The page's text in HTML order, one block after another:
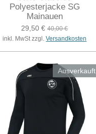
Polyesterjacke SG
Mainauen
29,50 € 40,00 €
inkl. MwSt zzgl.Versandkosten
Ausverkauft